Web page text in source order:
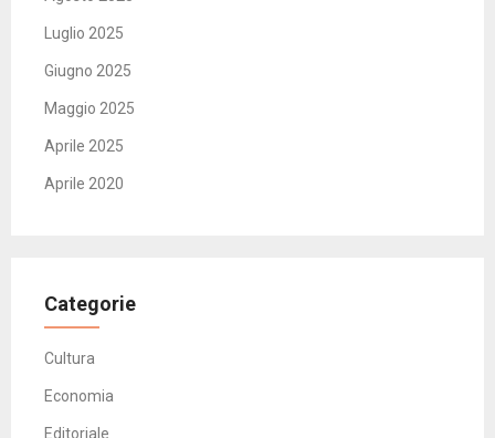
Luglio 2025
Giugno 2025
Maggio 2025
Aprile 2025
Aprile 2020
Categorie
Cultura
Economia
Editoriale